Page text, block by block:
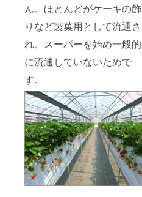
ん。ほとんどがケーキの飾
りなど製菓用として流通さ
れ、スーパーを始め一般的
に流通していないためで
す。